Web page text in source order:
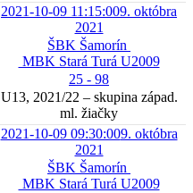
2021-10-09 11:15:009. októbra
2021
ŠBK Šamorín
MBK Stará Turá U2009
25 - 98
U13, 2021/22 – skupina západ.
ml. žiačky
2021-10-09 09:30:009. októbra
2021
ŠBK Šamorín
MBK Stará Turá U2009